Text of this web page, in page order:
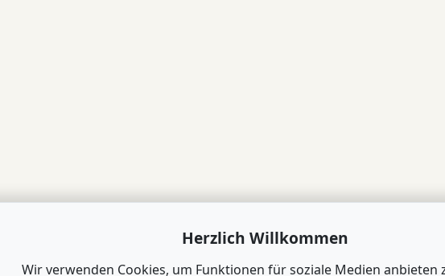
Herzlich Willkommen
Wir verwenden Cookies, um Funktionen für soziale Medien anbieten